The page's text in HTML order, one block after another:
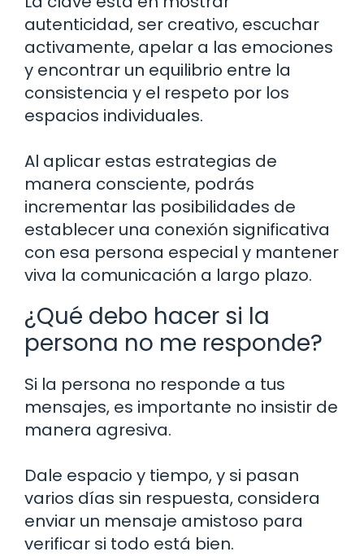
autenticidad, ser creativo, escuchar
activamente, apelar a las emociones
y encontrar un equilibrio entre la
consistencia y el respeto por los
espacios individuales.
Al aplicar estas estrategias de
manera consciente, podrás
incrementar las posibilidades de
establecer una conexión significativa
con esa persona especial y mantener
viva la comunicación a largo plazo.
¿Qué debo hacer si la
persona no me responde?
Si la persona no responde a tus
mensajes, es importante no insistir de
manera agresiva.
Dale espacio y tiempo, y si pasan
varios días sin respuesta, considera
enviar un mensaje amistoso para
verificar si todo está bien.